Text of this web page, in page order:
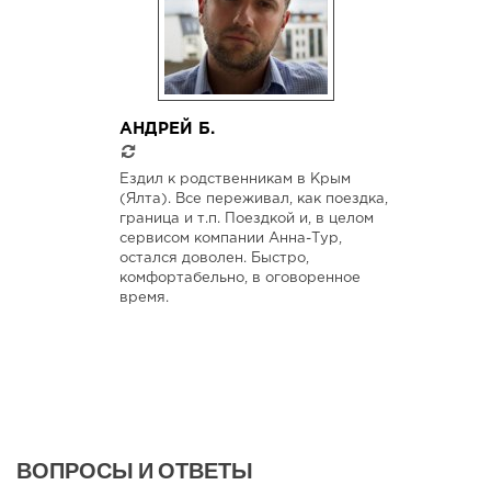
АНДРЕЙ Б.
Ездил к родственникам в Крым
(Ялта). Все переживал, как поездка,
граница и т.п. Поездкой и, в целом
сервисом компании Анна-Тур,
остался доволен. Быстро,
комфортабельно, в оговоренное
время.
ВОПРОСЫ И ОТВЕТЫ